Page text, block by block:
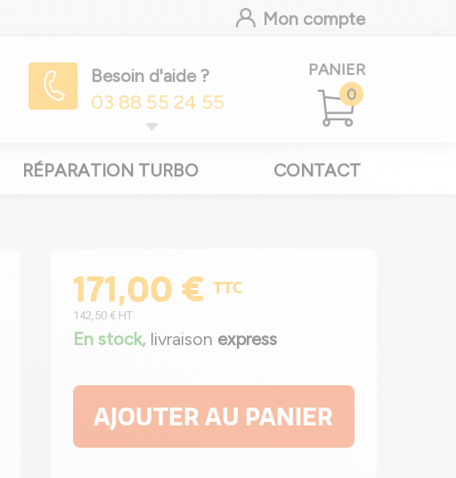
Mon compte
Besoin d'aide ?
03 88 55 24 55
PANIER
0
RÉPARATION TURBO CONTACT
171,00 € TTC
142,50 € HT
En stock, livraison express
AJOUTER AU PANIER